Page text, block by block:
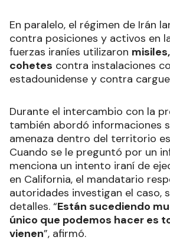
En paralelo, el régimen de Irán
contra posiciones y activos en
fuerzas iraníes utilizaron
cohetes contra instalaciones
estadounidense y contra
Durante el intercambio con la
también abordó informaciones
amenaza dentro del territorio
Cuando se le preguntó por un
menciona un intento iraní de
en California, el mandatario
autoridades investigan el caso,
detalles. “Están sucediendo
único que podemos hacer es
vienen”, afirmó.